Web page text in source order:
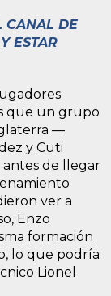
CANAL DE
ESTAR
que un grupo
—
y Cuti
de llegar
ver a
Enzo
formación
lo que podría
Lionel